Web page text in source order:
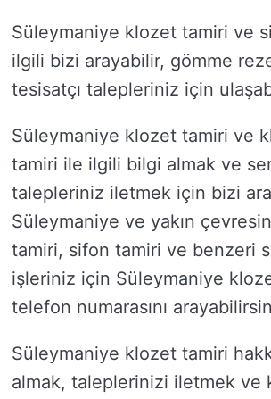
Süleymaniye klozet tamiri ve
ilgili bizi arayabilir, gömme
tesisatçı talepleriniz için
Süleymaniye klozet tamiri ve
tamiri ile ilgili bilgi almak ve
talepleriniz iletmek için bizi
Süleymaniye ve yakın
tamiri, sifon tamiri ve benzeri
işleriniz için Süleymaniye
telefon numarasını
Süleymaniye klozet tamiri
almak, taleplerinizi iletmek ve